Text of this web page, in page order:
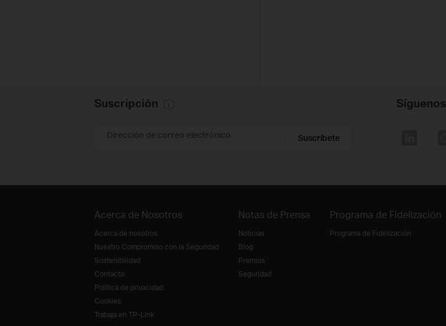
Suscripción
Dirección de correo electrónico Suscríbete
Síguenos
Acerca de Nosotros
Acerca de nosotros
Nuestro Compromiso con la Seguridad
Sostenibilidad
Contacto
Política de privacidad
Cookies
Trabaja en TP-Link
Notas de Prensa
Noticias
Blog
Premios
Seguridad
Programa de Fidelización
Programa de Fidelización